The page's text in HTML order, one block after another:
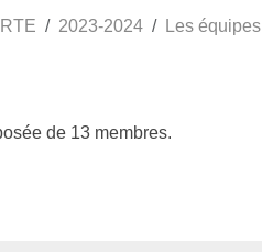
2023-2024 Les équipes
de 13 membres.